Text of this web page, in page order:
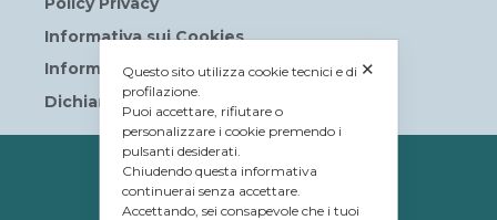
Informativa sui Cookies
Informative privacy
Dichiarazione di accessibilità
PROPRIETÀ
© Tavolera S.r.l.
✕
Questo sito utilizza cookie tecnici e di
profilazione.
Puoi accettare, rifiutare o
personalizzare i cookie premendo i
pulsanti desiderati.
Chiudendo questa informativa
continuerai senza accettare.
Accettando, sei consapevole che i tuoi